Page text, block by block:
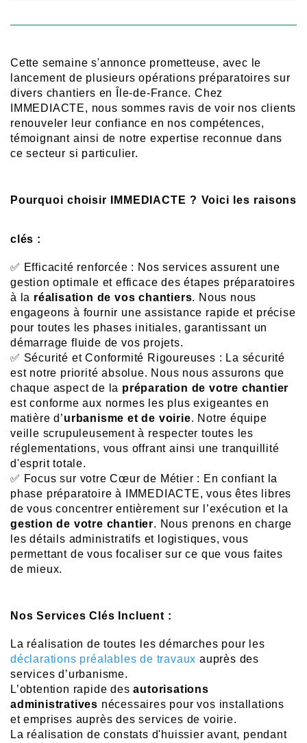
Cette semaine s'annonce prometteuse, avec le
lancement de plusieurs opérations préparatoires sur
divers chantiers en Île-de-France. Chez
IMMEDIACTE, nous sommes ravis de voir nos clients
renouveler leur confiance en nos compétences,
témoignant ainsi de notre expertise reconnue dans
ce secteur si particulier.
Pourquoi choisir IMMEDIACTE ? Voici les raisons
clés :
✅ Efficacité renforcée : Nos services assurent une
gestion optimale et efficace des étapes préparatoires
à la réalisation de vos chantiers. Nous nous
engageons à fournir une assistance rapide et précise
pour toutes les phases initiales, garantissant un
démarrage fluide de vos projets.
✅ Sécurité et Conformité Rigoureuses : La sécurité
est notre priorité absolue. Nous nous assurons que
chaque aspect de la préparation de votre chantier
est conforme aux normes les plus exigeantes en
matière d’urbanisme et de voirie. Notre équipe
veille scrupuleusement à respecter toutes les
réglementations, vous offrant ainsi une tranquillité
d'esprit totale.
✅ Focus sur votre Cœur de Métier : En confiant la
phase préparatoire à IMMEDIACTE, vous êtes libres
de vous concentrer entièrement sur l’exécution et la
gestion de votre chantier. Nous prenons en charge
les détails administratifs et logistiques, vous
permettant de vous focaliser sur ce que vous faites
de mieux.
Nos Services Clés Incluent :
La réalisation de toutes les démarches pour les
déclarations préalables de travauxauprès des
services d’urbanisme.
L’obtention rapide desautorisations
administratives nécessaires pour vos installations
et emprises auprès des services de voirie.
La réalisation de constats d'huissier avant, pendant